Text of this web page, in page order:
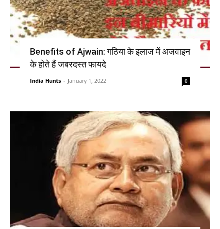
Benefits of Ajwain: गठिया के इलाज में अजवाइन
के होते हैं जबरदस्त फायदे
India Hunts - January 1, 2022 0